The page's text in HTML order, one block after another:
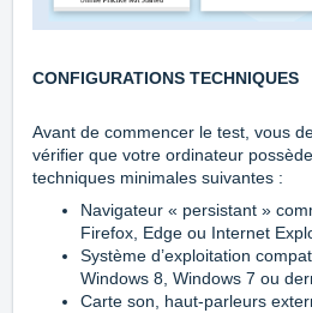
CONFIGURATIONS TECHNIQUES
Avant de commencer le test, vous
vérifier que votre ordinateur
techniques minimales suivantes :
Navigateur « persistant »
Firefox, Edge ou Internet
Système d’exploitation
Windows 8, Windows 7 ou
Carte son, haut-parleurs